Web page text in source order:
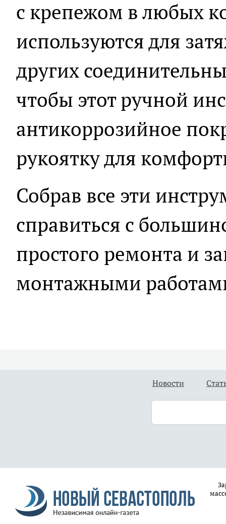
с крепежом в любых
используются для
других
чтобы этот ручной
антикоррозийное
рукоятку для
Собрав все эти
справиться с
простого ремонта и
монтажными
Новости